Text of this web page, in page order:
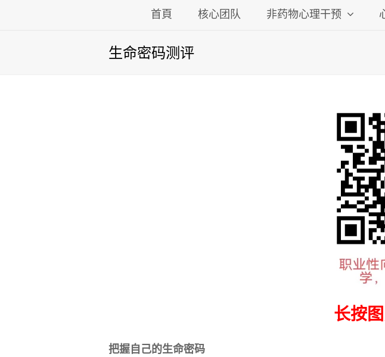
首頁 核心团队 非药物心理干预
生命密码测评
长按
把握自己的生命密码